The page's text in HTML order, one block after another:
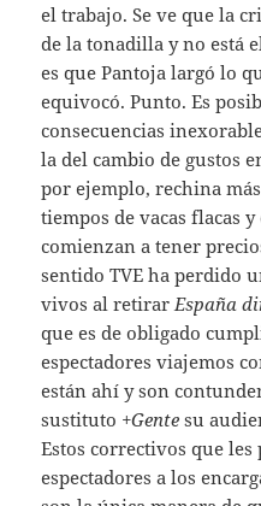
el trabajo. Se ve que la
de la tonadilla y no está
es que Pantoja largó lo
equivocó. Punto. Es
consecuencias
la del cambio de gustos
por ejemplo, rechina
tiempos de vacas flacas
comienzan a tener
sentido TVE ha perdido
vivos al retirar España
que es de obligado
espectadores viajemos
están ahí y son
sustituto +Gentesu
Estos correctivos que
espectadores a los